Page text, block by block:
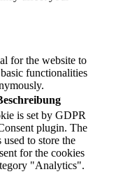
for the website to
functionalities
is set by GDPR
plugin. The
used to store the
for the cookies
"Analytics".